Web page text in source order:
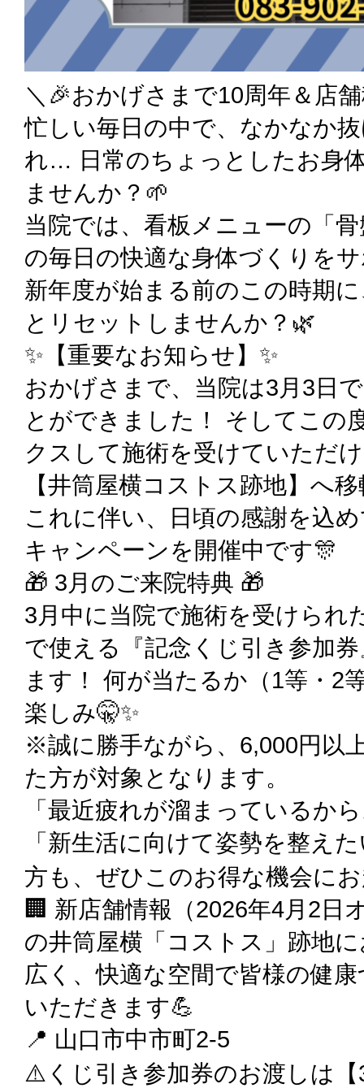
＼🎉おかげさまで10周年＆店
忙しい毎日の中で、なかなか
れ… 日常のちょっとしたお身
ませんか？🌱
当院では、看板メニューの「
の毎日の快適な身体づくりを
新年度が始まる前のこの時期
とリセットしませんか？🌿
✨【重要なお知らせ】✨
おかげさまで、当院は3月3日
とができました！ そしてこの
クスして施術を受けていただ
【井筒屋横コストス跡地】へ
これに伴い、日頃の感謝を込
キャンペーンを開催中です🎊
🎁 3月のご来院特典 🎁
3月中に当院で施術を受けられ
で使える『記念くじ引き参加
ます！ 何が当たるか（1等・2
楽しみ🤫✨
※誠に勝手ながら、6,000円以
た方が対象となります。
「最近疲れが溜まっているか
「新生活に向けて姿勢を整え
方も、ぜひこのお得な機会にお
🏢 新店舗情報（2026年4月2日
の井筒屋横「コストス」跡地
広く、快適な空間で皆様の健
いただきます💪
📍 山口市中市町2-5
⚠️くじ引き参加券のお渡しは